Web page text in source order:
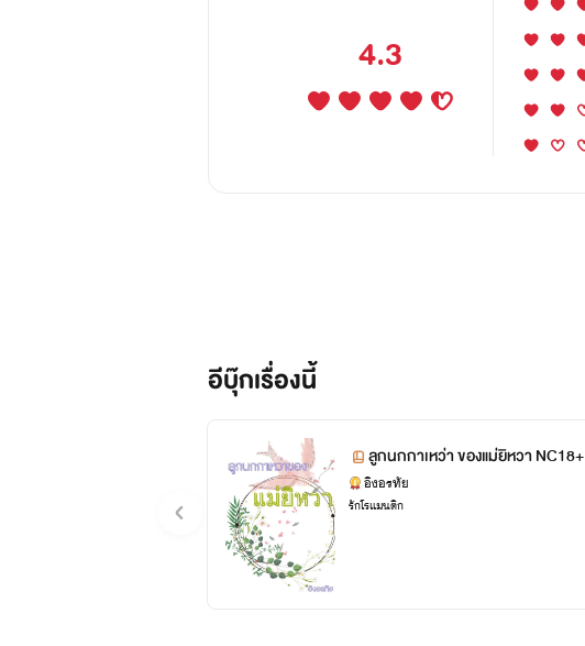
4.3
อีบุ๊กเรื่องนี้
ลูกนกกาเหว่า ของแม่ยิหวา NC18+
อิงอรทัย
รักโรแมนติก